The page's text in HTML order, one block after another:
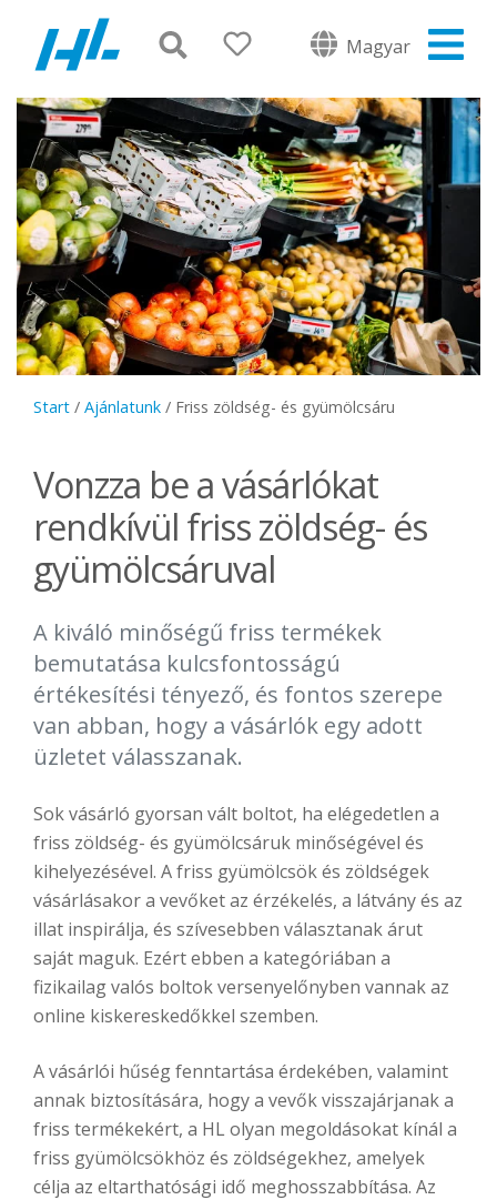
Magyar
Start / Ajánlatunk / Friss zöldség- és gyümölcsáru
Vonzza be a vásárlókat
rendkívül friss zöldség- és
gyümölcsáruval
A kiváló minőségű friss termékek
bemutatása kulcsfontosságú
értékesítési tényező, és fontos szerepe
van abban, hogy a vásárlók egy adott
üzletet válasszanak.
Sok vásárló gyorsan vált boltot, ha elégedetlen a
friss zöldség- és gyümölcsáruk minőségével és
kihelyezésével. A friss gyümölcsök és zöldségek
vásárlásakor a vevőket az érzékelés, a látvány és az
illat inspirálja, és szívesebben választanak árut
saját maguk. Ezért ebben a kategóriában a
fizikailag valós boltok versenyelőnyben vannak az
online kiskereskedőkkel szemben.
A vásárlói hűség fenntartása érdekében, valamint
annak biztosítására, hogy a vevők visszajárjanak a
friss termékekért, a HL olyan megoldásokat kínál a
friss gyümölcsökhöz és zöldségekhez, amelyek
célja az eltarthatósági idő meghosszabbítása. Az